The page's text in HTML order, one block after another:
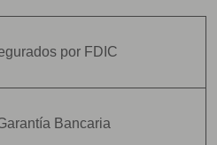
por FDIC
Bancaria